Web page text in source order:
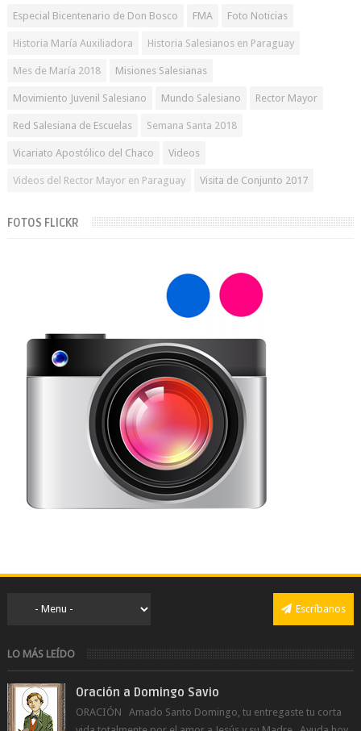
Especial Bicentenario de Don Bosco FMA Foto Noticias
Historia María Auxiliadora Historia Salesianos en Paraguay
Mes de María 2018 Misiones Salesianas
Movimiento Juvenil Salesiano Mundo Salesiano Rector Mayor
Red Salesiana de Escuelas Semana Santa 2018
Vicariato Apostólico del Chaco Videos
Videos del Rector Mayor en Paraguay Visita de Conjunto 2017
FOTOS FLICKR
Escríbanos
LO MÁS LEÍDO
Oración a Domingo Savio
ORACIÓN Amado Santo Domingo, tu entregaste tu corta